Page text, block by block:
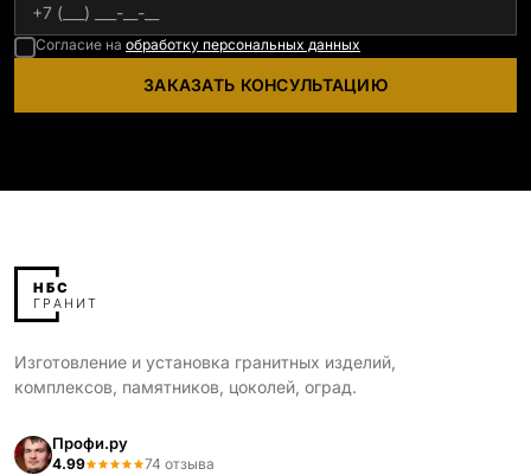
Согласие на обработку персональных данных
ЗАКАЗАТЬ КОНСУЛЬТАЦИЮ
Изготовление и установка гранитных изделий,
комплексов, памятников, цоколей, оград.
Профи.ру
4.99 74 отзыва